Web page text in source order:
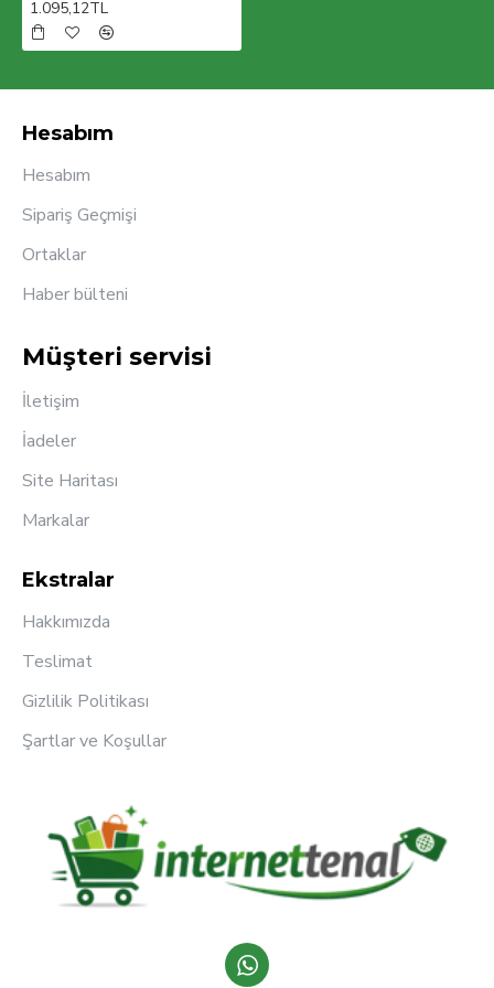
1.095,12TL
Hesabım
Hesabım
Sipariş Geçmişi
Ortaklar
Haber bülteni
Müşteri servisi
İletişim
İadeler
Site Haritası
Markalar
Ekstralar
Hakkımızda
Teslimat
Gizlilik Politikası
Şartlar ve Koşullar